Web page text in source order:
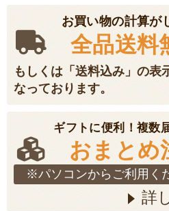
お買い物の計算が
全品送料
もしくは「送料込み」の表
なっております。
ギフトに便利！複数
おまとめ
※パソコンからご利用く
詳